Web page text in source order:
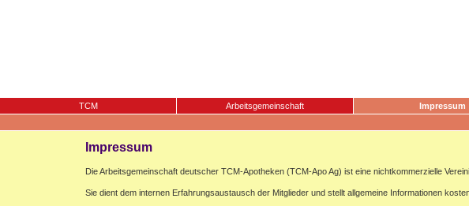
TCM Arbeitsgemeinschaft Impressum
Impressum
Die Arbeitsgemeinschaft deutscher TCM-Apotheken (TCM-Apo Ag) ist eine nichtkommerzielle
Sie dient dem internen Erfahrungsaustausch der Mitglieder und stellt allgemeine Informationen